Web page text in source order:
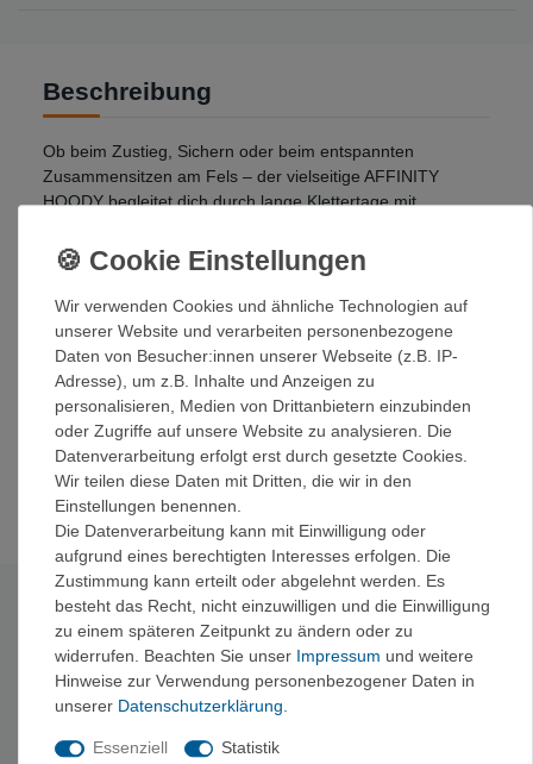
Beschreibung
Ob beim Zustieg, Sichern oder beim entspannten
Zusammensitzen am Fels – der vielseitige AFFINITY
HOODY begleitet dich durch lange Klettertage mit
Merinowolle und 19 % Textile-to-Textile (T2T) recyceltem
Polyester überzeugt durch exzellentes Klimamanagement.
Die Kängurutasche sorgt für praktischen Stauraum, der
lockere Schnitt für viel Bewegungsfreiheit und einen
lässigen Look – vom Crag bis ins Café.
Details:
Hervorragende Klimaregulierung durch Merinowolle
Innenseite aus 19% T2T recyceltem Polyester
Lockerer Schnitt für optimale Bewegungsfreiheit
Technische Daten
Material:
60 % Polyester + 19 % Polyester (recycelt) + 14
% Schurwolle (MERINO) + 7 % Elasthan
Wir verwenden Cookies und ähnliche Technologien auf
unserer Website und verarbeiten personenbezogene
Daten von Besucher:innen unserer Webseite (z.B. IP-
Adresse), um z.B. Inhalte und Anzeigen zu
personalisieren, Medien von Drittanbietern einzubinden
oder Zugriffe auf unsere Website zu analysieren. Die
Datenverarbeitung erfolgt erst durch gesetzte Cookies.
Wir teilen diese Daten mit Dritten, die wir in den
Einstellungen benennen.
Die Datenverarbeitung kann mit Einwilligung oder
aufgrund eines berechtigten Interesses erfolgen. Die
Zustimmung kann erteilt oder abgelehnt werden. Es
besteht das Recht, nicht einzuwilligen und die Einwilligung
zu einem späteren Zeitpunkt zu ändern oder zu
widerrufen. Beachten Sie unser Impressum und weitere
Hinweise zur Verwendung personenbezogener Daten in
unserer Daten­schutz­erklärung.
Essenziell Statistik